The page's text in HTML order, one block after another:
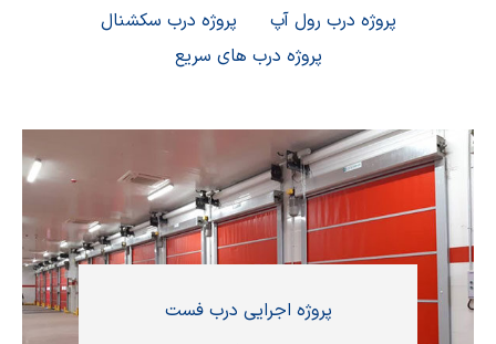
پروژه درب رول آپ
پروژه درب سکشنال
پروژه درب های سریع
پروژه اجرایی درب فست